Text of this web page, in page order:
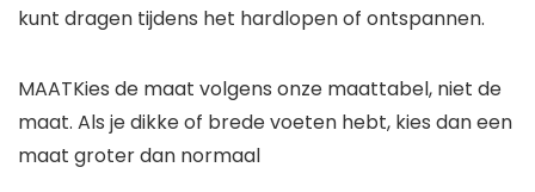
kunt dragen tijdens het hardlopen of ontspannen.
MAATKies de maat volgens onze maattabel, niet de
maat. Als je dikke of brede voeten hebt, kies dan een
maat groter dan normaal